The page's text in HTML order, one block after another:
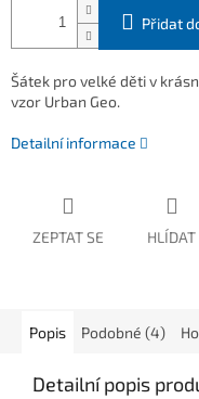
Přidat
Šátek pro velké děti v
vzor Urban Geo.
Detailní informace
ZEPTAT SE HLÍDAT
Popis Podobné (4)
Detailní popis